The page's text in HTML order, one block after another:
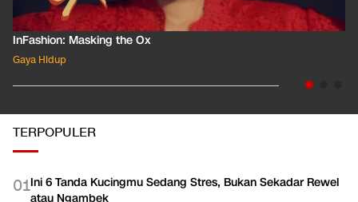
InFashion: Masking the Ox
Gaya Hidup
TERPOPULER
01Ini 6 Tanda Kucingmu Sedang Stres, Bukan Sekadar Rewel
atau Ngambek